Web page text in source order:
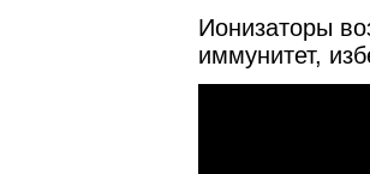
Ионизаторы
иммунитет,